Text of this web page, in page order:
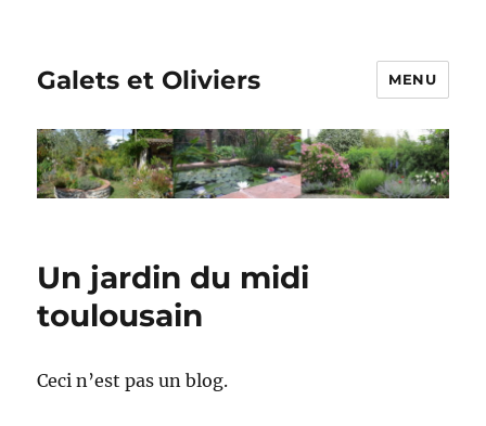
Galets et Oliviers MENU
Un jardin du midi
toulousain
Ceci n’est pas un blog.